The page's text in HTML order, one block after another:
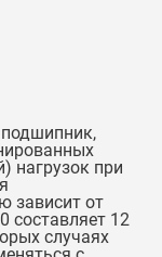
нагрузок при
зависит от
составляет 12
случаях